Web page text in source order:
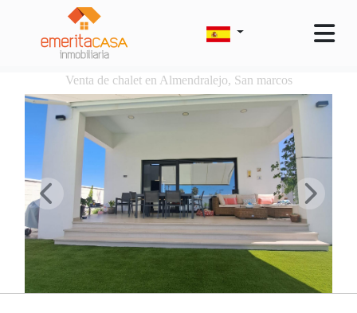
Venta de chalet en Almendralejo, San marcos